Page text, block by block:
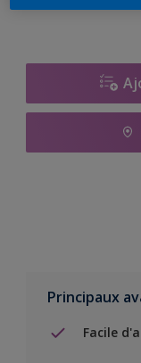
Principaux
Facile